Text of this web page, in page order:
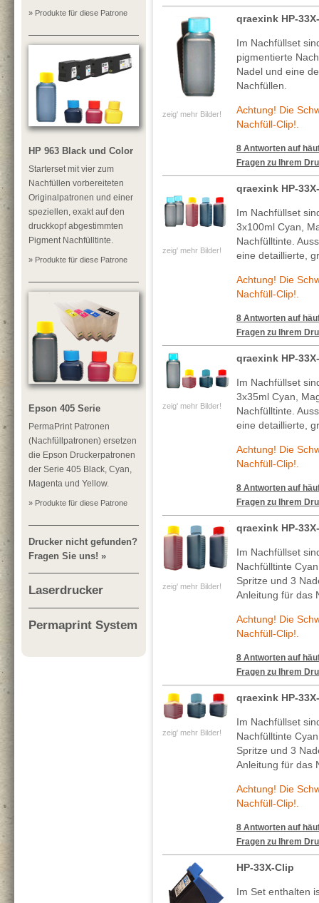
» Produkte für diese Patrone
HP 963 Black und Color
Starterset mit vier zum
Nachfüllen vorbereiteten
Originalpatronen und einer
speziellen, exakt auf den
druckkopf abgestimmten
Pigment Nachfülltinte.
» Produkte für diese Patrone
Epson 405 Serie
PermaPrint Patronen
(Nachfüllpatronen) ersetzen
die Epson Druckerpatronen
der Serie 405 Black, Cyan,
Magenta und Yellow.
» Produkte für diese Patrone
Drucker nicht gefunden?
Fragen Sie uns! »
Laserdrucker
Permaprint System
zeig' mehr Bilder!
qraexink HP-
Im Nachfüllset
pigmentierte
Nadel und eine
Nachfüllen.
Achtung! Die
Nachfüll-Clip!.
8 Antworten auf
Fragen zu Ihrem
zeig' mehr Bilder!
qraexink HP-
Im Nachfüllset
3x100ml Cyan,
Nachfülltinte.
eine detaillierte,
Achtung! Die
Nachfüll-Clip!.
8 Antworten auf
Fragen zu Ihrem
zeig' mehr Bilder!
qraexink HP-
Im Nachfüllset
3x35ml Cyan,
Nachfülltinte.
eine detaillierte,
Achtung! Die
Nachfüll-Clip!.
8 Antworten auf
Fragen zu Ihrem
zeig' mehr Bilder!
qraexink HP-
Im Nachfüllset
Nachfülltinte
Spritze und 3
Anleitung für das
Achtung! Die
Nachfüll-Clip!.
8 Antworten auf
Fragen zu Ihrem
zeig' mehr Bilder!
qraexink HP-
Im Nachfüllset
Nachfülltinte
Spritze und 3
Anleitung für das
Achtung! Die
Nachfüll-Clip!.
8 Antworten auf
Fragen zu Ihrem
HP-33X-Clip
Im Set enthalten